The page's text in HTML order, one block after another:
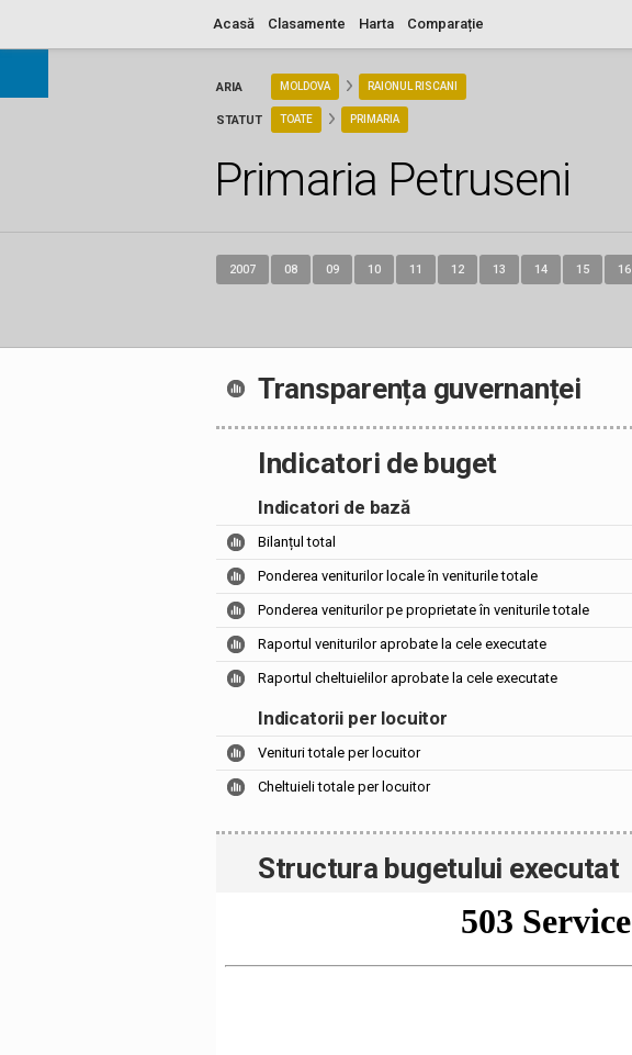
Acasă Clasamente Harta Comparație
ARIA
STATUT
MOLDOVA RAIONUL RISCANI
TOATE PRIMARIA
Primaria Petruseni
2007 08 09 10 11 12 13 14 15 16
Transparența guvernanței
Indicatori de buget
Indicatori de bază
Bilanțul total
Ponderea veniturilor locale în veniturile totale
Ponderea veniturilor pe proprietate în veniturile totale
Raportul veniturilor aprobate la cele executate
Raportul cheltuielilor aprobate la cele executate
Indicatorii per locuitor
Venituri totale per locuitor
Cheltuieli totale per locuitor
Structura bugetului executat